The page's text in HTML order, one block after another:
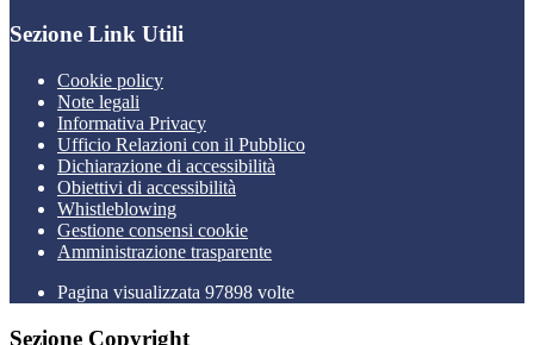
Sezione Link Utili
Cookie policy
Note legali
Informativa Privacy
Ufficio Relazioni con il Pubblico
Dichiarazione di accessibilità
Obiettivi di accessibilità
Whistleblowing
Gestione consensi cookie
Amministrazione trasparente
Pagina visualizzata 97898 volte
Sezione Copyright